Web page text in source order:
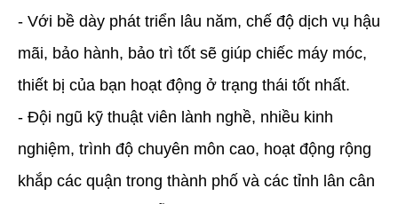
- Với bề dày phát triển lâu năm, chế độ dịch vụ hậu
mãi, bảo hành, bảo trì tốt sẽ giúp chiếc máy móc,
thiết bị của bạn hoạt động ở trạng thái tốt nhất.
- Đội ngũ kỹ thuật viên lành nghề, nhiều kinh
nghiệm, trình độ chuyên môn cao, hoạt động rộng
khắp các quận trong thành phố và các tỉnh lân cân